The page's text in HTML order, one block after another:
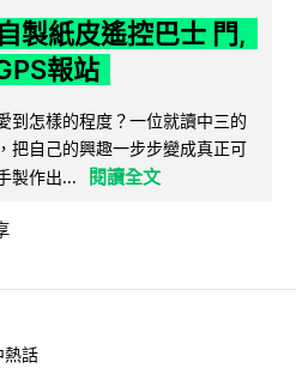
製紙皮遙控巴士 門,
報站
到怎樣的程度？一位就讀中三的
把自己的興趣一步步變成真正可
製作出...
閱讀全文
熱話